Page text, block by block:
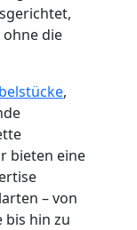
die
,
bieten eine
– von
bis hin zu